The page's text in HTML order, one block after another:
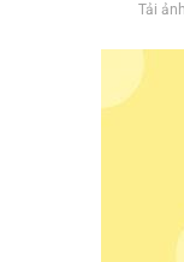
Tải